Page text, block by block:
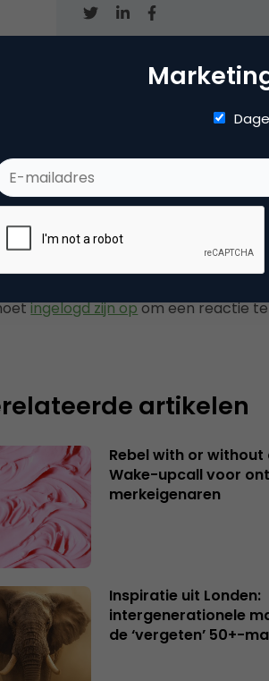
Commerce
Tags
reactie
ingelogd zijn opom een reactie
artikelen
Rebel with or without
Wake-upcall voor
merkeigenaren
Inspiratie uit Londen:
intergenerationele
de ‘vergeten’ 50+-